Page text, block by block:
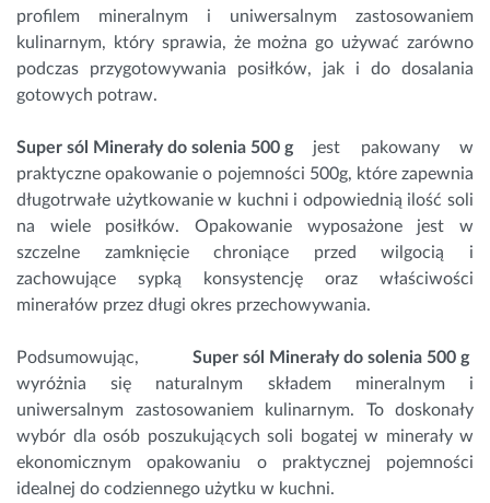
profilem mineralnym i uniwersalnym zastosowaniem
kulinarnym, który sprawia, że można go używać zarówno
podczas przygotowywania posiłków, jak i do dosalania
gotowych potraw.
Super sól Minerały do solenia 500 gjest pakowany w
praktyczne opakowanie o pojemności 500g, które zapewnia
długotrwałe użytkowanie w kuchni i odpowiednią ilość soli
na wiele posiłków. Opakowanie wyposażone jest w
szczelne zamknięcie chroniące przed wilgocią i
zachowujące sypką konsystencję oraz właściwości
minerałów przez długi okres przechowywania.
Podsumowując, Super sól Minerały do solenia 500 g
wyróżnia się naturalnym składem mineralnym i
uniwersalnym zastosowaniem kulinarnym. To doskonały
wybór dla osób poszukujących soli bogatej w minerały w
ekonomicznym opakowaniu o praktycznej pojemności
idealnej do codziennego użytku w kuchni.